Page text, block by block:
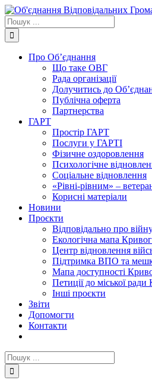
Skip
to
content
Пошук
...
Про Об’єднання
Що таке ОВГ
Рада організації
Долучитись до
Публічна оферта
Партнерства
ГАРТ
Простір ГАРТ
Послуги у ГАРТІ
Фізичне оздоровлення
Психологічне
Соціальне відновлення
«Рівні-рівним» –
Корисні матеріали
Новини
Проєкти
Відповідально про
Екологічна мапа
Центр відновлення
Підтримка ВПО та
Мапа доступності
Петиції до міської
Інші проєкти
Звіти
Допомогти
Контакти
Пошук
...